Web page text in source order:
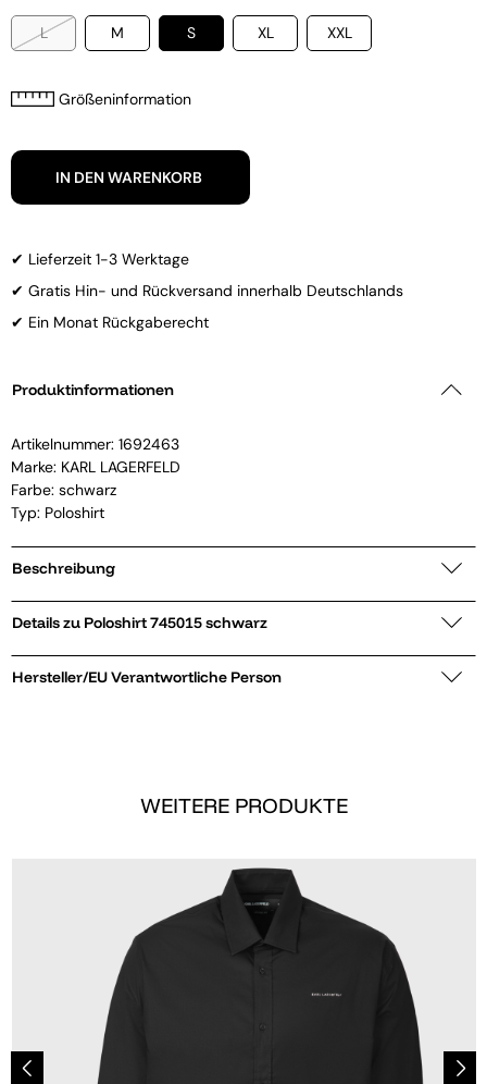
L M S XL XXL
Größeninformation
IN DEN WARENKORB
✔ Lieferzeit 1-3 Werktage
✔ Gratis Hin- und Rückversand innerhalb Deutschlands
✔ Ein Monat Rückgaberecht
Produktinformationen
Artikelnummer: 1692463
Marke: KARL LAGERFELD
Farbe: schwarz
Typ: Poloshirt
Beschreibung
Details zu Poloshirt 745015 schwarz
Hersteller/EU Verantwortliche Person
WEITERE PRODUKTE